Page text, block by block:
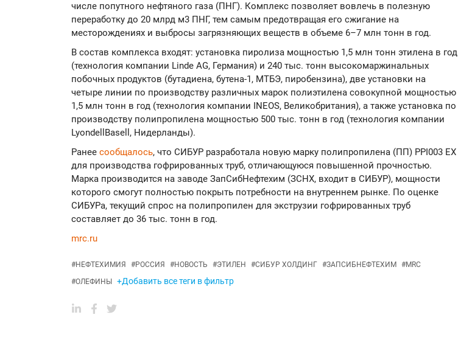
числе попутного нефтяного газа (ПНГ). Комплекс позволяет вовлечь в полезную
переработку до 20 млрд м3 ПНГ, тем самым предотвращая его сжигание на
месторождениях и выбросы загрязняющих веществ в объеме 6–7 млн тонн в год.
В состав комплекса входят: установка пиролиза мощностью 1,5 млн тонн этилена в год
(технология компании Linde AG, Германия) и 240 тыс. тонн высокомаржинальных
побочных продуктов (бутадиена, бутена-1, МТБЭ, пиробензина), две установки на
четыре линии по производству различных марок полиэтилена совокупной мощностью
1,5 млн тонн в год (технология компании INEOS, Великобритания), а также установка по
производству полипропилена мощностью 500 тыс. тонн в год (технология компании
LyondellBasell, Нидерланды).
Ранее сообщалось, что СИБУР разработала новую марку полипропилена (ПП) PPI003 EX
для производства гофрированных труб, отличающуюся повышенной прочностью.
Марка производится на заводе ЗапСибНефтехим (ЗСНХ, входит в СИБУР), мощности
которого смогут полностью покрыть потребности на внутреннем рынке. По оценке
СИБУРа, текущий спрос на полипропилен для экструзии гофрированных труб
составляет до 36 тыс. тонн в год.
mrc.ru
#НЕФТЕХИМИЯ #РОССИЯ #НОВОСТЬ #ЭТИЛЕН #СИБУР ХОЛДИНГ #ЗАПСИБНЕФТЕХИМ #MRC
#ОЛЕФИНЫ +Добавить все теги в фильтр